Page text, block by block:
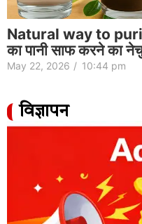
Natural way to
का पानी साफ करने का
May 22, 2026 / 10:44 pm
विज्ञापन